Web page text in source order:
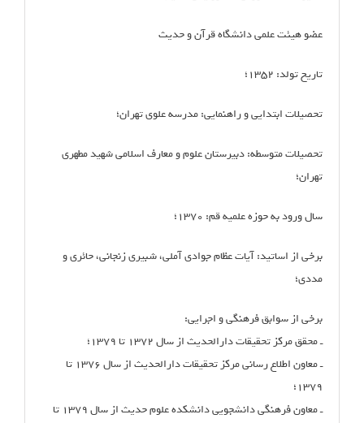
عضو هیئت علمی دانشگاه قرآن و حدیث
تاریخ تولد: ۱۳۵۲؛
تحصیلات ابتدایی و راهنمایی: مدرسه علوی تهران؛
تحصیلات متوسطه: دبیرستان علوم و معارف اسلامی شهید مطهری
تهران؛
سال ورود به حوزه علمیه قم: ۱۳۷۰؛
برخی از اساتید: آیات عظام جوادی آملی، شبیری زنجانی، حائری و
مددی؛
برخی از سوابق فرهنگی و اجرایی:
ـ محقق مرکز تحقیقات دارالحدیث از سال ۱۳۷۲ تا ۱۳۷۹؛
ـ معاون اطلاع رسانی مرکز تحقیقات دارالحدیث از سال ۱۳۷۶ تا
۱۳۷۹؛
ـ معاون فرهنگی دانشجویی دانشکده علوم حدیث از سال ۱۳۷۹ تا